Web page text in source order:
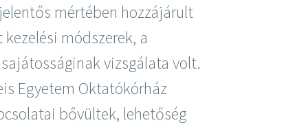
mértében hozzájárult
módszerek, a
vizsgálata volt.
Egyetem Oktatókórház
bővültek, lehetőség